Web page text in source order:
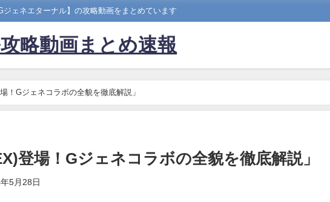
ェネエターナル】の攻略動画をまとめています
略動画まとめ速報
！Gジェネコラボの全貌を徹底解説」
登場！Gジェネコラボの全貌を徹底解説」
5月28日